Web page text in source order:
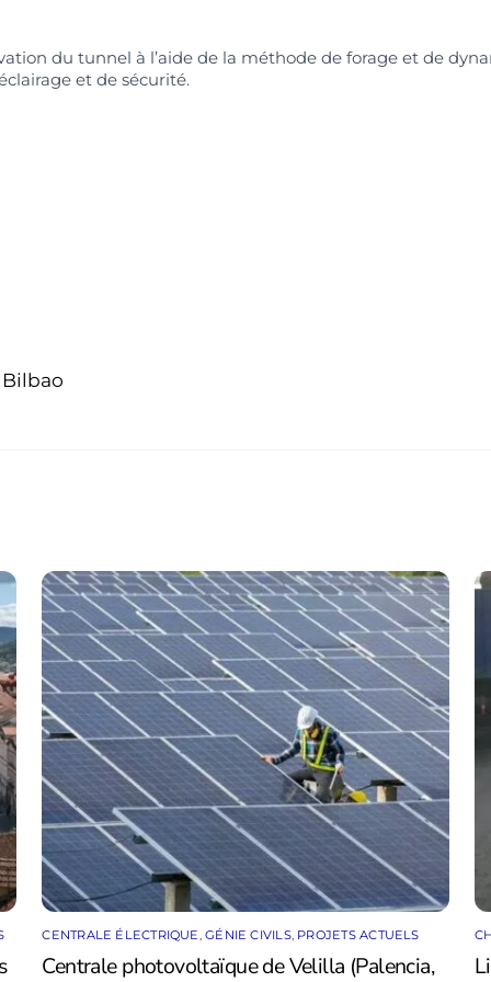
du tunnel à l’aide de la méthode de forage et de
et de sécurité.
CENTRALE ÉLECTRIQUE,GÉNIE CIVILS, PROJETS ACTUELS
Centrale photovoltaïque de Velilla (Palencia,